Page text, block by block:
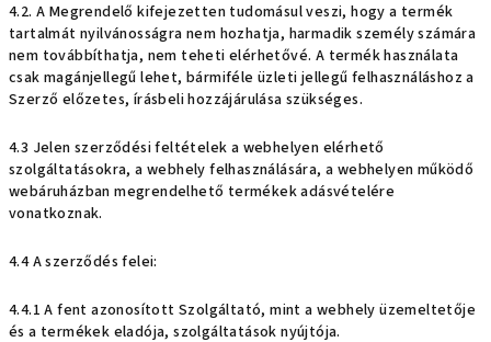
4.2. A Megrendelő kifejezetten tudomásul veszi, hogy a termék
tartalmát nyilvánosságra nem hozhatja, harmadik személy számára
nem továbbíthatja, nem teheti elérhetővé. A termék használata
csak magánjellegű lehet, bármiféle üzleti jellegű felhasználáshoz a
Szerző előzetes, írásbeli hozzájárulása szükséges.
4.3 Jelen szerződési feltételek a webhelyen elérhető
szolgáltatásokra, a webhely felhasználására, a webhelyen működő
webáruházban megrendelhető termékek adásvételére
vonatkoznak.
4.4 A szerződés felei:
4.4.1 A fent azonosított Szolgáltató, mint a webhely üzemeltetője
és a termékek eladója, szolgáltatások nyújtója.